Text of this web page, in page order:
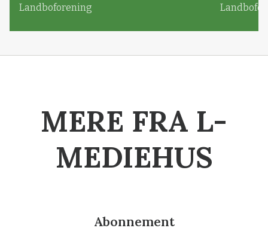
Landboforening
MERE FRA L-
MEDIEHUS
Abonnement